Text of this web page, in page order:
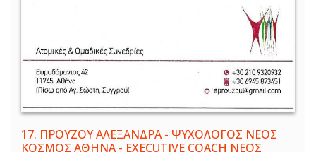
17. ΠΡΟΥΖΟΥ ΑΛΕΞΑΝΔΡΑ - ΨΥΧΟΛΟΓΟΣ ΝΕΟΣ
ΚΟΣΜΟΣ ΑΘΗΝΑ - EXECUTIVE COACH ΝΕΟΣ